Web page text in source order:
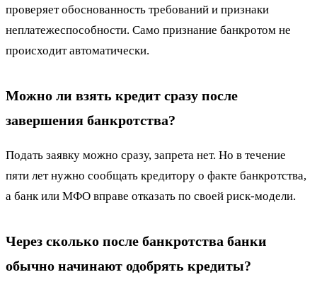
проверяет обоснованность требований и признаки
неплатежеспособности. Само признание банкротом не
происходит автоматически.
Можно ли взять кредит сразу после
завершения банкротства?
Подать заявку можно сразу, запрета нет. Но в течение
пяти лет нужно сообщать кредитору о факте банкротства,
а банк или МФО вправе отказать по своей риск-модели.
Через сколько после банкротства банки
обычно начинают одобрять кредиты?